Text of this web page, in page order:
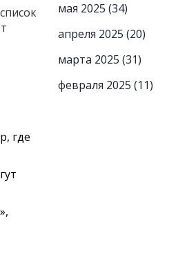
где
мая 2025 (34)
апреля 2025 (20)
марта 2025 (31)
февраля 2025 (11)